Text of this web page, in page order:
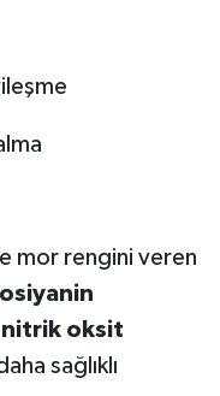
mor rengini veren
nitrik oksit
sağlıklı